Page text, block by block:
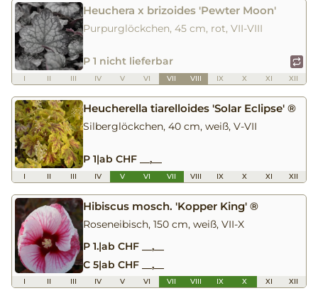
Heuchera x brizoides 'Pewter Moon'
Purpurglöckchen, 45 cm, rot, VII-VIII
P 1 nicht lieferbar
I II III IV V VI VII VIII IX X XI XII
Heucherella tiarelloides 'Solar Eclipse' ®
Silberglöckchen, 40 cm, weiß, V-VII
P 1|ab CHF __,__
I II III IV V VI VII VIII IX X XI XII
Hibiscus mosch. 'Kopper King' ®
Roseneibisch, 150 cm, weiß, VII-X
P 1.|ab CHF __,__
C 5|ab CHF __,__
I II III IV V VI VII VIII IX X XI XII